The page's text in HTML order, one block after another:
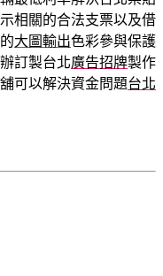
相關的合法支票以及借
大圖輸出色彩參與保護
訂製台北廣告招牌製作
可以解決資金問題台北